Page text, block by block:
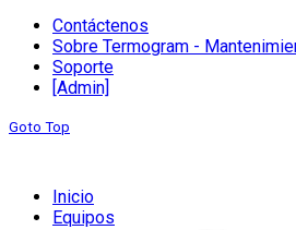
Contáctenos
Sobre Termogram -
Soporte
[Admin]
Goto Top
Inicio
Equipos